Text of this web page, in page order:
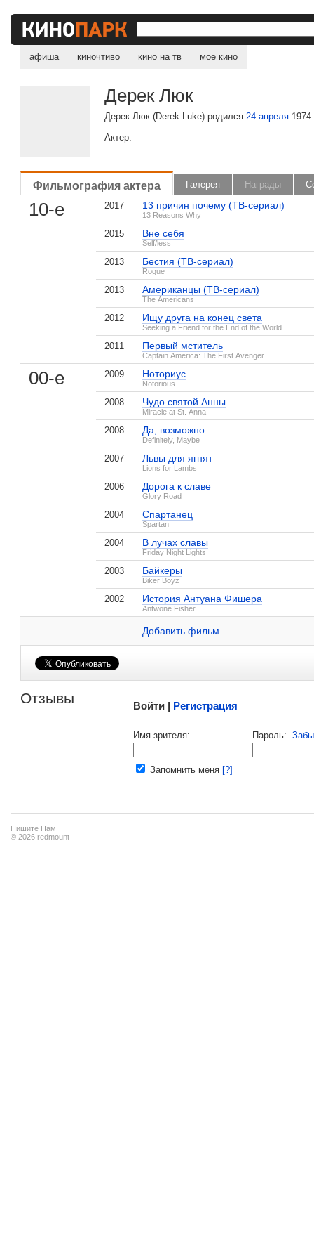
афиша киночтиво кино на тв мое кино
Дерек Люк
Дерек Люк (Derek Luke) родился24 апреля 1974
Актер.
Фильмография актера Галерея Награды
10-е 2017 13 причин почему (ТВ-сериал)
13 Reasons Why
2015 Вне себя
Self/less
2013 Бестия (ТВ-сериал)
Rogue
2013 Американцы (ТВ-сериал)
The Americans
2012 Ищу друга на конец света
Seeking a Friend for the End of the World
2011 Первый мститель
Captain America: The First Avenger
00-е 2009 Ноториус
Notorious
2008 Чудо святой Анны
Miracle at St. Anna
2008 Да, возможно
Definitely, Maybe
2007 Львы для ягнят
Lions for Lambs
2006 Дорога к славе
Glory Road
2004 Спартанец
Spartan
2004 В лучах славы
Friday Night Lights
2003 Байкеры
Biker Boyz
2002 История Антуана Фишера
Antwone Fisher
Добавить фильм...
Ищу друга на конец
света
1 кадр
Фишера
Дерек Люк на IMDB.com
Отзывы
, поделитесь своим мнением
Войти | Регистрация
Имя зрителя: Пароль:
Запомнить меня [?]
Пишите Нам
© 2026 redmount